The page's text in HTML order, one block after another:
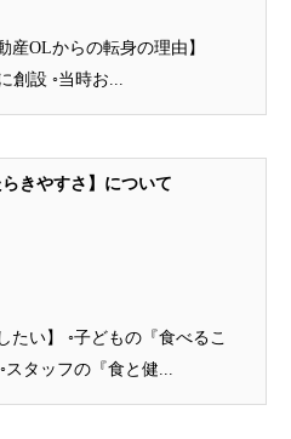
産OLからの転身の理由】
創設 ◦当時お...
らきやすさ】について
たい】 ◦子どもの『食べるこ
スタッフの『食と健...